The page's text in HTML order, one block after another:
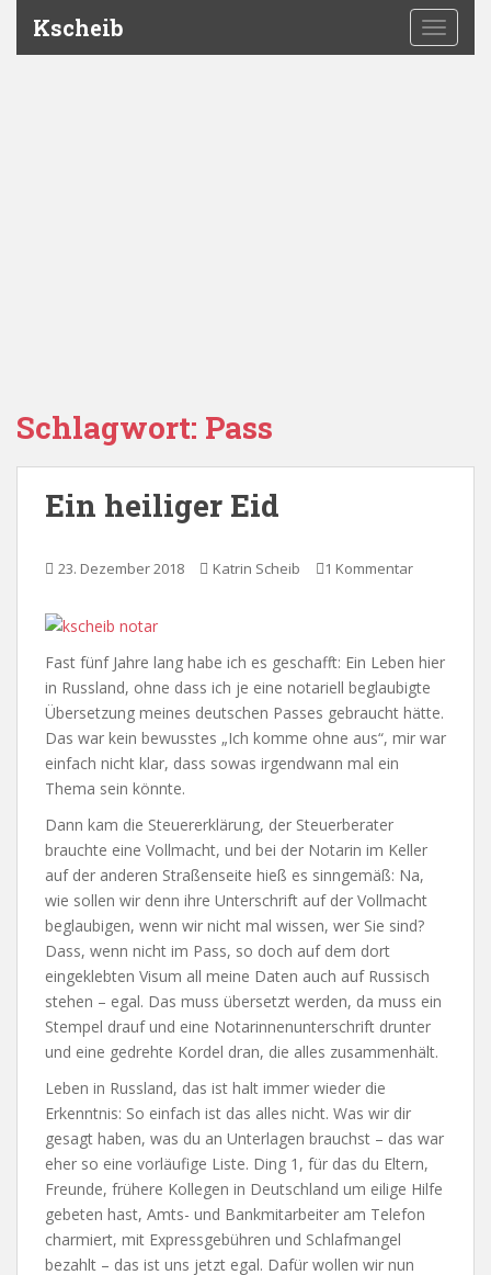
Kscheib
Schlagwort: Pass
Ein heiliger Eid
23. Dezember 2018 Katrin Scheib 1 Kommentar
Fast fünf Jahre lang habe ich es geschafft: Ein Leben hier
in Russland, ohne dass ich je eine notariell beglaubigte
Übersetzung meines deutschen Passes gebraucht hätte.
Das war kein bewusstes „Ich komme ohne aus“, mir war
einfach nicht klar, dass sowas irgendwann mal ein
Thema sein könnte.
Dann kam die Steuererklärung, der Steuerberater
brauchte eine Vollmacht, und bei der Notarin im Keller
auf der anderen Straßenseite hieß es sinngemäß: Na,
wie sollen wir denn ihre Unterschrift auf der Vollmacht
beglaubigen, wenn wir nicht mal wissen, wer Sie sind?
Dass, wenn nicht im Pass, so doch auf dem dort
eingeklebten Visum all meine Daten auch auf Russisch
stehen – egal. Das muss übersetzt werden, da muss ein
Stempel drauf und eine Notarinnenunterschrift drunter
und eine gedrehte Kordel dran, die alles zusammenhält.
Leben in Russland, das ist halt immer wieder die
Erkenntnis: So einfach ist das alles nicht. Was wir dir
gesagt haben, was du an Unterlagen brauchst – das war
eher so eine vorläufige Liste. Ding 1, für das du Eltern,
Freunde, frühere Kollegen in Deutschland um eilige Hilfe
gebeten hast, Amts- und Bankmitarbeiter am Telefon
charmiert, mit Expressgebühren und Schlafmangel
bezahlt – das ist uns jetzt egal. Dafür wollen wir nun